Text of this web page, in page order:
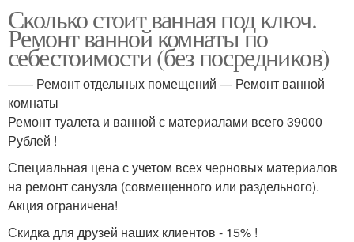
Сколько стоит ванная под ключ.
Ремонт ванной комнаты по
себестоимости (без посредников)
—— Ремонт отдельных помещений — Ремонт ванной
комнаты
Ремонт туалета и ванной с материалами всего 39000
Рублей !
Специальная цена с учетом всех черновых материалов
на ремонт санузла (совмещенного или раздельного).
Акция ограничена!
Скидка для друзей наших клиентов - 15% !